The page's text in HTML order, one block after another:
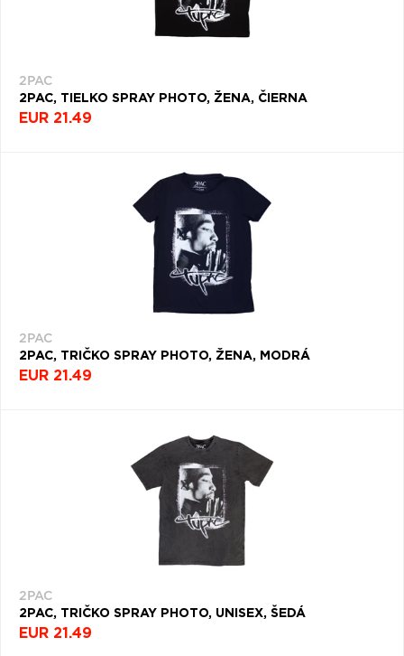
2PAC
2PAC, TIELKO SPRAY PHOTO, ŽENA, ČIERNA
EUR 21.49
2PAC
2PAC, TRIČKO SPRAY PHOTO, ŽENA, MODRÁ
EUR 21.49
2PAC
2PAC, TRIČKO SPRAY PHOTO, UNISEX, ŠEDÁ
EUR 21.49